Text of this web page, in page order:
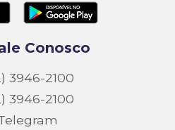
Conosco
3946-2100
3946-2100